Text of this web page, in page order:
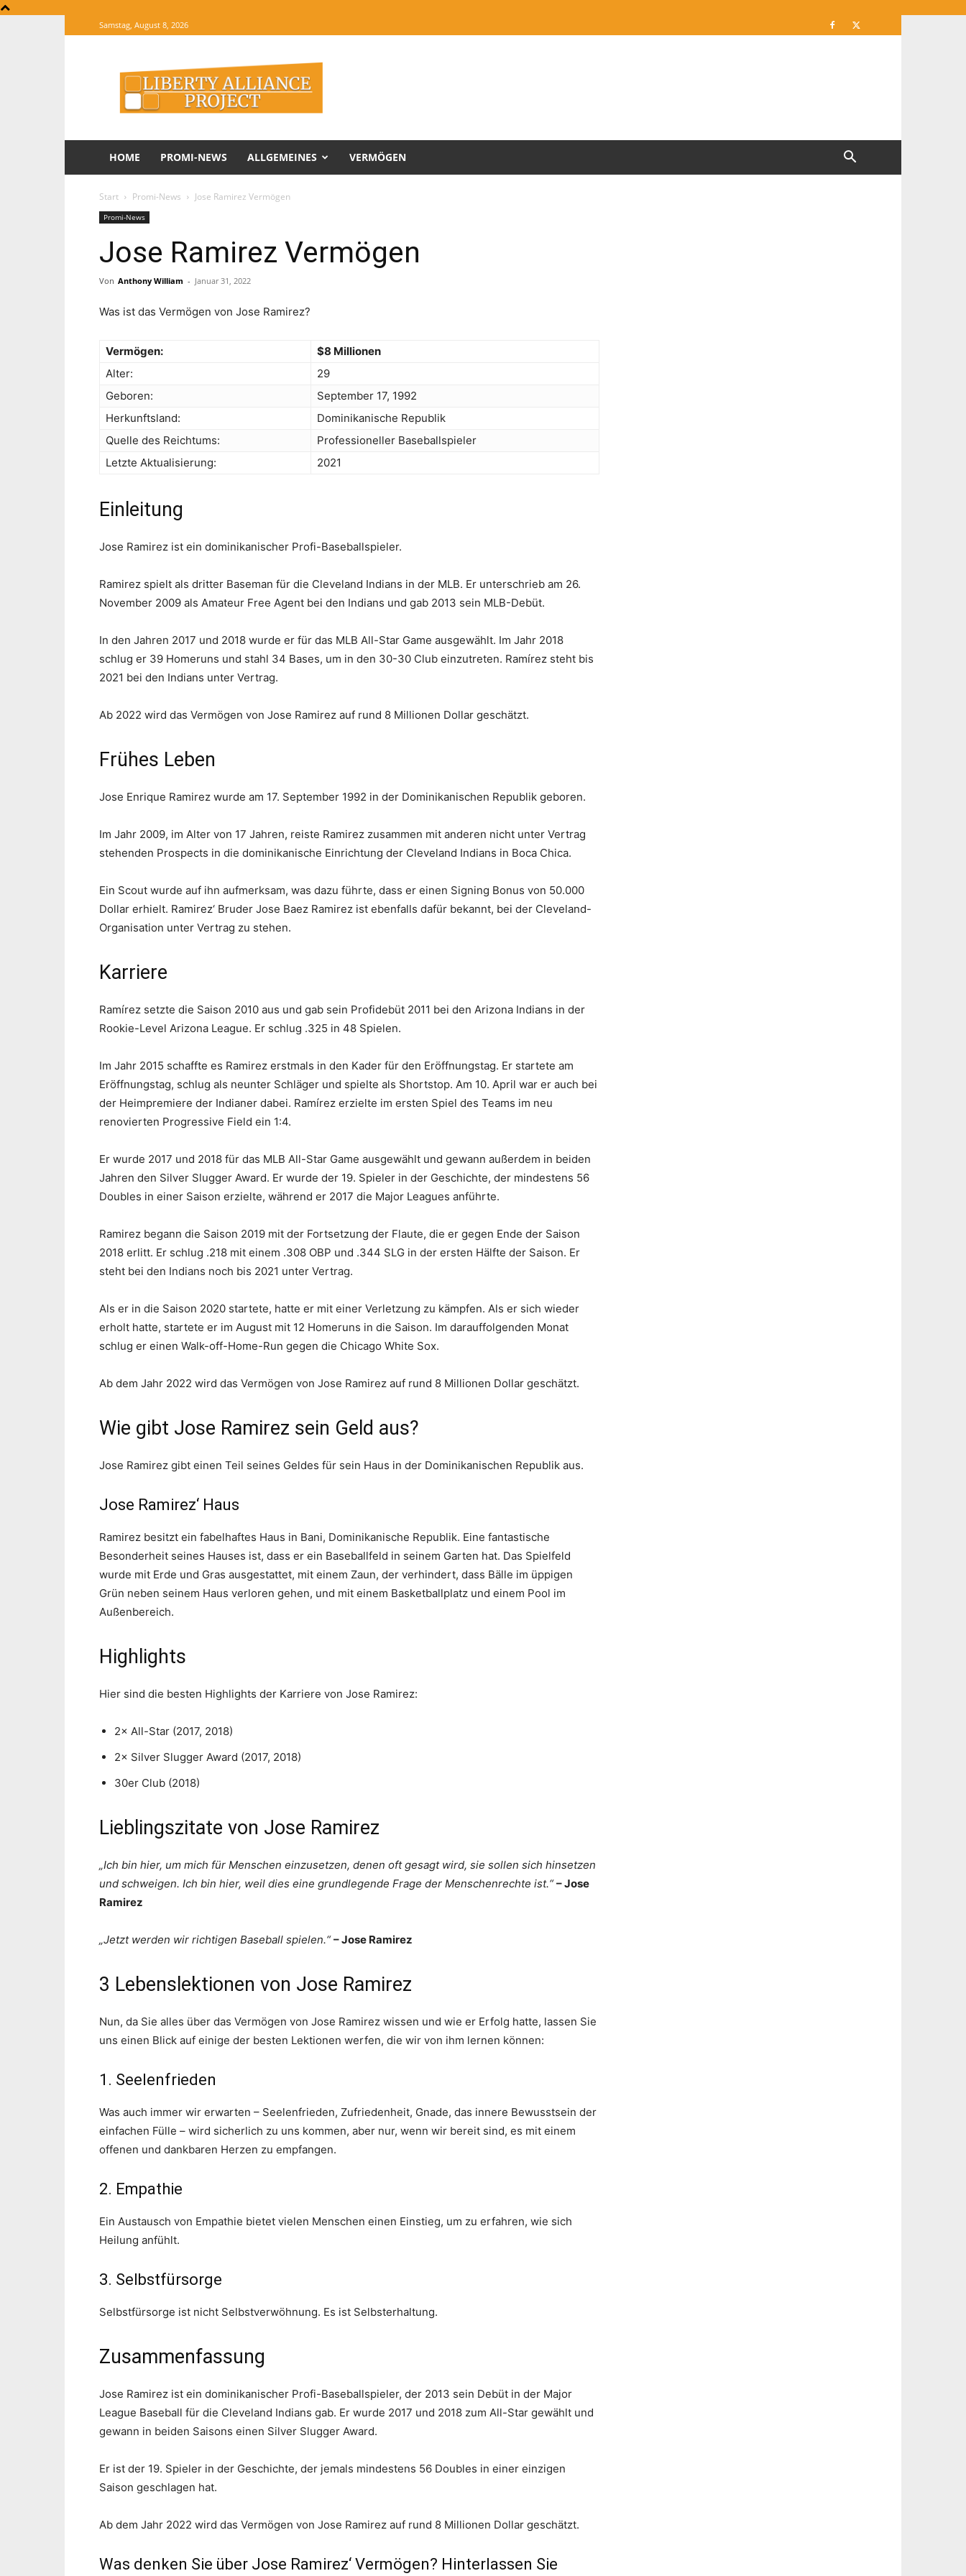
Samstag, August 8, 2026
Website
of
Informations
HOME PROMI-NEWS ALLGEMEINES VERMÖGEN
Start Promi-News Jose Ramirez Vermögen
Promi-News
Jose Ramirez Vermögen
Von Anthony William - Januar 31, 2022
Was ist das Vermögen von Jose Ramirez?
Vermögen:
$8 Millionen
Alter:
29
Geboren:
September 17, 1992
Herkunftsland:
Dominikanische Republik
Quelle des Reichtums:
Professioneller Baseballspieler
Letzte Aktualisierung:
2021
Einleitung
Jose Ramirez ist ein dominikanischer Profi-Baseballspieler.
Ramirez spielt als dritter Baseman für die Cleveland Indians in der MLB. Er unterschrieb am 26.
November 2009 als Amateur Free Agent bei den Indians und gab 2013 sein MLB-Debüt.
In den Jahren 2017 und 2018 wurde er für das MLB All-Star Game ausgewählt. Im Jahr 2018
schlug er 39 Homeruns und stahl 34 Bases, um in den 30-30 Club einzutreten. Ramírez steht bis
2021 bei den Indians unter Vertrag.
Ab 2022 wird das Vermögen von Jose Ramirez auf rund 8 Millionen Dollar geschätzt.
Frühes Leben
Jose Enrique Ramirez wurde am 17. September 1992 in der Dominikanischen Republik geboren.
Im Jahr 2009, im Alter von 17 Jahren, reiste Ramirez zusammen mit anderen nicht unter Vertrag
stehenden Prospects in die dominikanische Einrichtung der Cleveland Indians in Boca Chica.
Ein Scout wurde auf ihn aufmerksam, was dazu führte, dass er einen Signing Bonus von 50.000
Dollar erhielt. Ramirez‘ Bruder Jose Baez Ramirez ist ebenfalls dafür bekannt, bei der Cleveland-
Organisation unter Vertrag zu stehen.
Karriere
Ramírez setzte die Saison 2010 aus und gab sein Profidebüt 2011 bei den Arizona Indians in der
Rookie-Level Arizona League. Er schlug .325 in 48 Spielen.
Im Jahr 2015 schaffte es Ramirez erstmals in den Kader für den Eröffnungstag. Er startete am
Eröffnungstag, schlug als neunter Schläger und spielte als Shortstop. Am 10. April war er auch bei
der Heimpremiere der Indianer dabei. Ramírez erzielte im ersten Spiel des Teams im neu
renovierten Progressive Field ein 1:4.
Er wurde 2017 und 2018 für das MLB All-Star Game ausgewählt und gewann außerdem in beiden
Jahren den Silver Slugger Award. Er wurde der 19. Spieler in der Geschichte, der mindestens 56
Doubles in einer Saison erzielte, während er 2017 die Major Leagues anführte.
Ramirez begann die Saison 2019 mit der Fortsetzung der Flaute, die er gegen Ende der Saison
2018 erlitt. Er schlug .218 mit einem .308 OBP und .344 SLG in der ersten Hälfte der Saison. Er
steht bei den Indians noch bis 2021 unter Vertrag.
Als er in die Saison 2020 startete, hatte er mit einer Verletzung zu kämpfen. Als er sich wieder
erholt hatte, startete er im August mit 12 Homeruns in die Saison. Im darauffolgenden Monat
schlug er einen Walk-off-Home-Run gegen die Chicago White Sox.
Ab dem Jahr 2022 wird das Vermögen von Jose Ramirez auf rund 8 Millionen Dollar geschätzt.
Wie gibt Jose Ramirez sein Geld aus?
Jose Ramirez gibt einen Teil seines Geldes für sein Haus in der Dominikanischen Republik aus.
Jose Ramirez‘ Haus
Ramirez besitzt ein fabelhaftes Haus in Bani, Dominikanische Republik. Eine fantastische
Besonderheit seines Hauses ist, dass er ein Baseballfeld in seinem Garten hat. Das Spielfeld
wurde mit Erde und Gras ausgestattet, mit einem Zaun, der verhindert, dass Bälle im üppigen
Grün neben seinem Haus verloren gehen, und mit einem Basketballplatz und einem Pool im
Außenbereich.
Highlights
Hier sind die besten Highlights der Karriere von Jose Ramirez:
2× All-Star (2017, 2018)
2× Silver Slugger Award (2017, 2018)
30er Club (2018)
Lieblingszitate von Jose Ramirez
„Ich bin hier, um mich für Menschen einzusetzen, denen oft gesagt wird, sie sollen sich hinsetzen
und schweigen. Ich bin hier, weil dies eine grundlegende Frage der Menschenrechte ist.“ – Jose
Ramirez
„Jetzt werden wir richtigen Baseball spielen.“ – Jose Ramirez
3 Lebenslektionen von Jose Ramirez
Nun, da Sie alles über das Vermögen von Jose Ramirez wissen und wie er Erfolg hatte, lassen Sie
uns einen Blick auf einige der besten Lektionen werfen, die wir von ihm lernen können:
1. Seelenfrieden
Was auch immer wir erwarten – Seelenfrieden, Zufriedenheit, Gnade, das innere Bewusstsein der
einfachen Fülle – wird sicherlich zu uns kommen, aber nur, wenn wir bereit sind, es mit einem
offenen und dankbaren Herzen zu empfangen.
2. Empathie
Ein Austausch von Empathie bietet vielen Menschen einen Einstieg, um zu erfahren, wie sich
Heilung anfühlt.
3. Selbstfürsorge
Selbstfürsorge ist nicht Selbstverwöhnung. Es ist Selbsterhaltung.
Zusammenfassung
Jose Ramirez ist ein dominikanischer Profi-Baseballspieler, der 2013 sein Debüt in der Major
League Baseball für die Cleveland Indians gab. Er wurde 2017 und 2018 zum All-Star gewählt und
gewann in beiden Saisons einen Silver Slugger Award.
Er ist der 19. Spieler in der Geschichte, der jemals mindestens 56 Doubles in einer einzigen
Saison geschlagen hat.
Ab dem Jahr 2022 wird das Vermögen von Jose Ramirez auf rund 8 Millionen Dollar geschätzt.
Was denken Sie über Jose Ramirez‘ Vermögen? Hinterlassen Sie